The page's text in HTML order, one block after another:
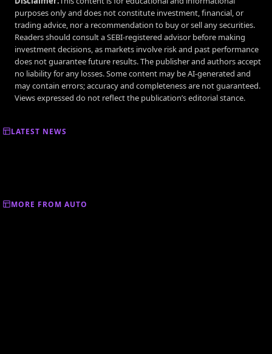
purposes only and does not constitute investment, financial, or
trading advice, nor a recommendation to buy or sell any securities.
Readers should consult a SEBI-registered advisor before making
investment decisions, as markets involve risk and past performance
does not guarantee future results. The publisher and authors accept
no liability for any losses. Some content may be AI-generated and
may contain errors; accuracy and completeness are not guaranteed.
Views expressed do not reflect the publication’s editorial stance.
LATEST NEWS
MORE FROM AUTO